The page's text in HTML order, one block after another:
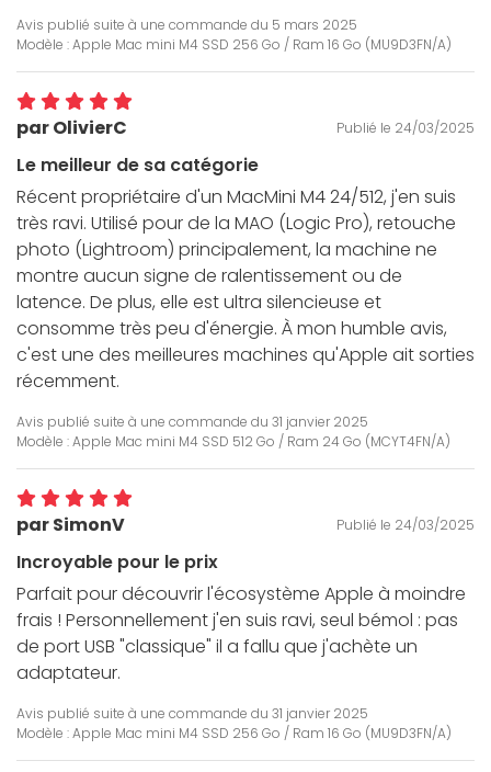
Avis publié suite à une commande du 5 mars 2025
Modèle : Apple Mac mini M4 SSD 256 Go / Ram 16 Go (MU9D3FN/A)
par OlivierC Publié le 24/03/2025
Le meilleur de sa catégorie
Récent propriétaire d'un MacMini M4 24/512, j'en suis
très ravi. Utilisé pour de la MAO (Logic Pro), retouche
photo (Lightroom) principalement, la machine ne
montre aucun signe de ralentissement ou de
latence. De plus, elle est ultra silencieuse et
consomme très peu d'énergie. À mon humble avis,
c'est une des meilleures machines qu'Apple ait sorties
récemment.
Avis publié suite à une commande du 31 janvier 2025
Modèle : Apple Mac mini M4 SSD 512 Go / Ram 24 Go (MCYT4FN/A)
par SimonV Publié le 24/03/2025
Incroyable pour le prix
Parfait pour découvrir l'écosystème Apple à moindre
frais ! Personnellement j'en suis ravi, seul bémol : pas
de port USB "classique" il a fallu que j'achète un
adaptateur.
Avis publié suite à une commande du 31 janvier 2025
Modèle : Apple Mac mini M4 SSD 256 Go / Ram 16 Go (MU9D3FN/A)